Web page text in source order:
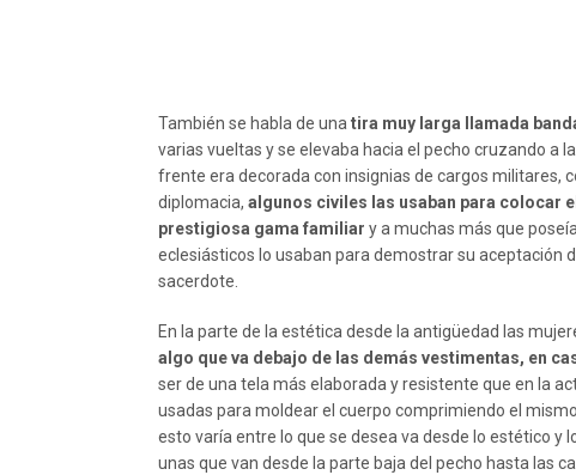
También se habla de una tira muy larga llamada
varias vueltas y se elevaba hacia el pecho cruzando a
frente era decorada con insignias de cargos militares,
diplomacia, algunos civiles las usaban para colocar
prestigiosa gama familiar y a muchas más que
eclesiásticos lo usaban para demostrar su aceptación
sacerdote.
En la parte de la estética desde la antigüedad las
algo que va debajo de las demás vestimentas, en
ser de una tela más elaborada y resistente que en la
usadas para moldear el cuerpo comprimiendo el
esto varía entre lo que se desea va desde lo estético
unas que van desde la parte baja del pecho hasta las